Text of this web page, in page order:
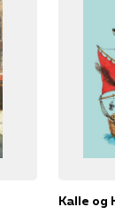
Kalle og